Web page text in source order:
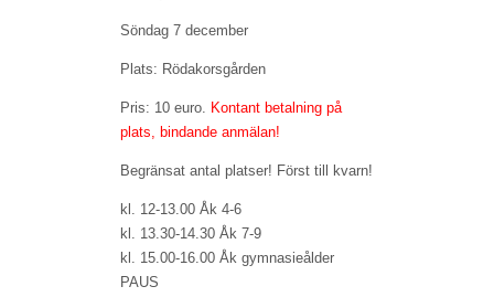
Söndag 7 december
Plats: Rödakorsgården
Pris: 10 euro. Kontant betalning på
plats, bindande anmälan!
Begränsat antal platser! Först till kvarn!
kl. 12-13.00 Åk 4-6
kl. 13.30-14.30 Åk 7-9
kl. 15.00-16.00 Åk gymnasieålder
PAUS